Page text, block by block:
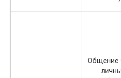
Общение